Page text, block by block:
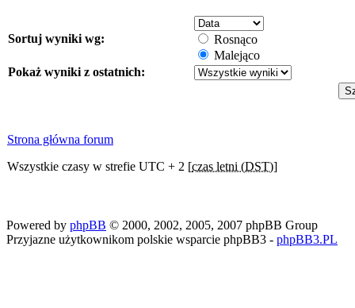
Sortuj wyniki wg:
Rosnąco
Malejąco
Pokaż wyniki z ostatnich:
Strona główna forum
Wszystkie czasy w strefie UTC + 2 [czas letni (DST)]
Powered by phpBB © 2000, 2002, 2005, 2007 phpBB Group
Przyjazne użytkownikom polskie wsparcie phpBB3 - phpBB3.PL